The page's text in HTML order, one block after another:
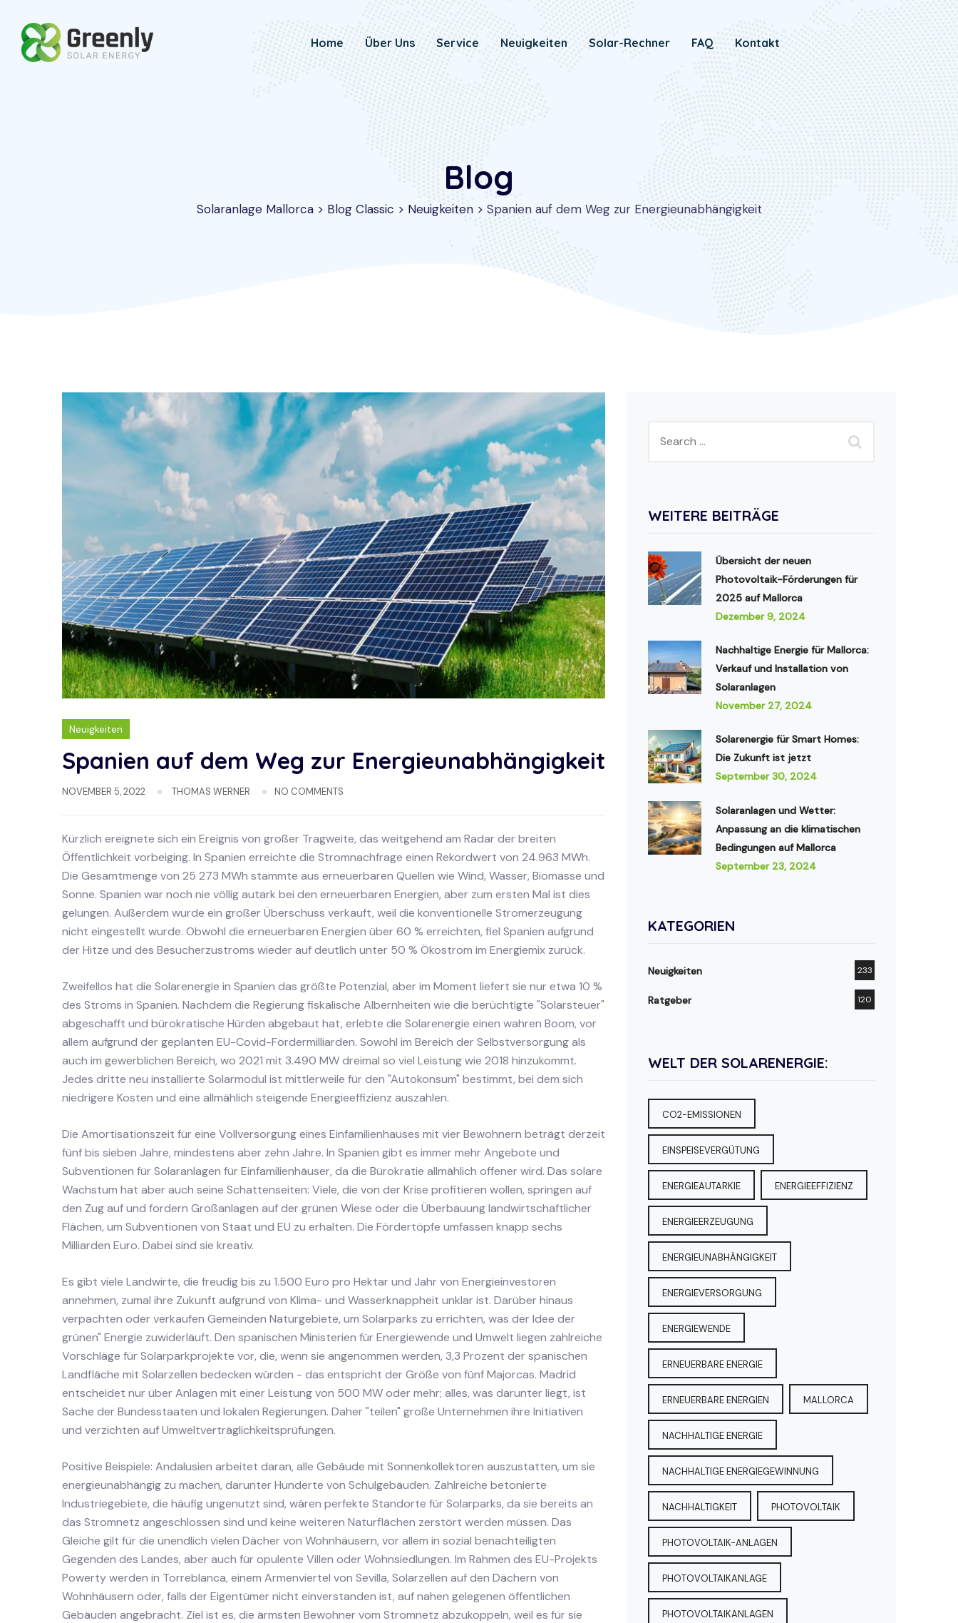
content
Home Über Uns Service Neuigkeiten Solar-Rechner FAQ Kontakt
Blog
Solaranlage Mallorca> Blog Classic > Neuigkeiten> Spanien auf dem Weg zur Energieunabhängigkeit
Neuigkeiten
Spanien auf dem Weg zur Energieunabhängigkeit
NOVEMBER 5, 2022 THOMAS WERNER NO COMMENTS
Kürzlich ereignete sich ein Ereignis von großer Tragweite, das weitgehend am Radar der breiten
Öffentlichkeit vorbeiging. In Spanien erreichte die Stromnachfrage einen Rekordwert von 24.963 MWh.
Die Gesamtmenge von 25 273 MWh stammte aus erneuerbaren Quellen wie Wind, Wasser, Biomasse und
Sonne. Spanien war noch nie völlig autark bei den erneuerbaren Energien, aber zum ersten Mal ist dies
gelungen. Außerdem wurde ein großer Überschuss verkauft, weil die konventionelle Stromerzeugung
nicht eingestellt wurde. Obwohl die erneuerbaren Energien über 60 % erreichten, fiel Spanien aufgrund
der Hitze und des Besucherzustroms wieder auf deutlich unter 50 % Ökostrom im Energiemix zurück.
Zweifellos hat die Solarenergie in Spanien das größte Potenzial, aber im Moment liefert sie nur etwa 10 %
des Stroms in Spanien. Nachdem die Regierung fiskalische Albernheiten wie die berüchtigte "Solarsteuer"
abgeschafft und bürokratische Hürden abgebaut hat, erlebte die Solarenergie einen wahren Boom, vor
allem aufgrund der geplanten EU-Covid-Fördermilliarden. Sowohl im Bereich der Selbstversorgung als
auch im gewerblichen Bereich, wo 2021 mit 3.490 MW dreimal so viel Leistung wie 2018 hinzukommt.
Jedes dritte neu installierte Solarmodul ist mittlerweile für den "Autokonsum" bestimmt, bei dem sich
niedrigere Kosten und eine allmählich steigende Energieeffizienz auszahlen.
Die Amortisationszeit für eine Vollversorgung eines Einfamilienhauses mit vier Bewohnern beträgt derzeit
fünf bis sieben Jahre, mindestens aber zehn Jahre. In Spanien gibt es immer mehr Angebote und
Subventionen für Solaranlagen für Einfamilienhäuser, da die Bürokratie allmählich offener wird. Das solare
Wachstum hat aber auch seine Schattenseiten: Viele, die von der Krise profitieren wollen, springen auf
den Zug auf und fordern Großanlagen auf der grünen Wiese oder die Überbauung landwirtschaftlicher
Flächen, um Subventionen von Staat und EU zu erhalten. Die Fördertöpfe umfassen knapp sechs
Milliarden Euro. Dabei sind sie kreativ.
Es gibt viele Landwirte, die freudig bis zu 1.500 Euro pro Hektar und Jahr von Energieinvestoren
annehmen, zumal ihre Zukunft aufgrund von Klima- und Wasserknappheit unklar ist. Darüber hinaus
verpachten oder verkaufen Gemeinden Naturgebiete, um Solarparks zu errichten, was der Idee der
grünen" Energie zuwiderläuft. Den spanischen Ministerien für Energiewende und Umwelt liegen zahlreiche
Vorschläge für Solarparkprojekte vor, die, wenn sie angenommen werden, 3,3 Prozent der spanischen
Landfläche mit Solarzellen bedecken würden - das entspricht der Größe von fünf Majorcas. Madrid
entscheidet nur über Anlagen mit einer Leistung von 500 MW oder mehr; alles, was darunter liegt, ist
Sache der Bundesstaaten und lokalen Regierungen. Daher "teilen" große Unternehmen ihre Initiativen
und verzichten auf Umweltverträglichkeitsprüfungen.
Positive Beispiele: Andalusien arbeitet daran, alle Gebäude mit Sonnenkollektoren auszustatten, um sie
energieunabhängig zu machen, darunter Hunderte von Schulgebäuden. Zahlreiche betonierte
Industriegebiete, die häufig ungenutzt sind, wären perfekte Standorte für Solarparks, da sie bereits an
das Stromnetz angeschlossen sind und keine weiteren Naturflächen zerstört werden müssen. Das
Gleiche gilt für die unendlich vielen Dächer von Wohnhäusern, vor allem in sozial benachteiligten
Gegenden des Landes, aber auch für opulente Villen oder Wohnsiedlungen. Im Rahmen des EU-Projekts
Powerty werden in Torreblanca, einem Armenviertel von Sevilla, Solarzellen auf den Dächern von
Wohnhäusern oder, falls der Eigentümer nicht einverstanden ist, auf nahen gelegenen öffentlichen
Gebäuden angebracht. Ziel ist es, die ärmsten Bewohner vom Stromnetz abzukoppeln, weil es für sie
WEITERE BEITRÄGE
Übersicht der neuen
Photovoltaik-Förderungen für
2025 auf Mallorca
Dezember 9, 2024
Nachhaltige Energie für Mallorca:
Verkauf und Installation von
Solaranlagen
November 27, 2024
Solarenergie für Smart Homes:
Die Zukunft ist jetzt
September 30, 2024
Solaranlagen und Wetter:
Anpassung an die klimatischen
Bedingungen auf Mallorca
September 23, 2024
KATEGORIEN
Neuigkeiten 233
Ratgeber 120
WELT DER SOLARENERGIE:
CO2-EMISSIONEN
EINSPEISEVERGÜTUNG
ENERGIEAUTARKIE ENERGIEEFFIZIENZ
ENERGIEERZEUGUNG
ENERGIEUNABHÄNGIGKEIT
ENERGIEVERSORGUNG
ENERGIEWENDE
ERNEUERBARE ENERGIE
ERNEUERBARE ENERGIEN MALLORCA
NACHHALTIGE ENERGIE
NACHHALTIGE ENERGIEGEWINNUNG
NACHHALTIGKEIT PHOTOVOLTAIK
PHOTOVOLTAIK-ANLAGEN
PHOTOVOLTAIKANLAGE
PHOTOVOLTAIKANLAGEN